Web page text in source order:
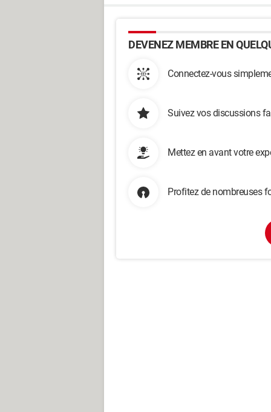
DEVENEZ MEMBRE EN
Connectez-vous
Suivez vos discussions
Mettez en avant votre
Profitez de nombreuses